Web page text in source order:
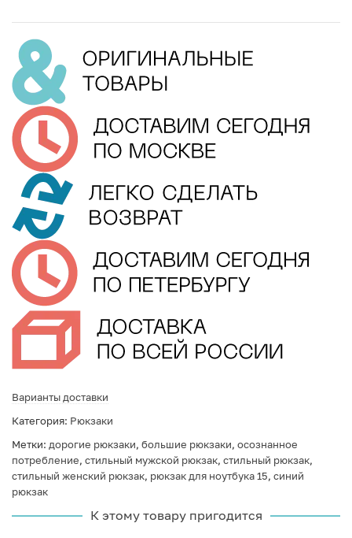
Варианты доставки
Категория: Рюкзаки
Метки: дорогие рюкзаки, большие рюкзаки, осознанное
потребление, стильный мужской рюкзак, стильный рюкзак,
стильный женский рюкзак, рюкзак для ноутбука 15, синий
рюкзак
К этому товару пригодится